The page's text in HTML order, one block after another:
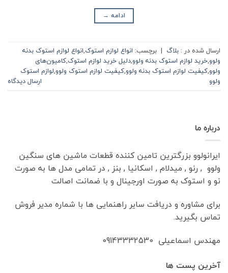
ادامه →
ارسال شده در : بلاگ | برچسب: انواع لوازم استوک,انواع لوازم استوک بدنه
ولوو,خرید لوازم استوک بدنه ولوو,دلیل خرید لوازم استوک,کامیون‌های
ولوو,کیفیت لوازم استوک بدنه ولوو,کیفیت لوازم استوک ولوو,لوازم استوک
ولوو
ارسال دیدگاه
درباره ما
ایرانولوو بزرگترین تامین کننده قطعات ماشین های سنگین
ولوو , رنو , میدلام , اسکانیا , بنز , در تمامی مدل ها به صورت
نو و استوک به صورت اورجینال و با ضمانت اصالت
برای مشاوره و دریافت سایر راهنمایی ها با شماره مدیر فروش
تماس بگیرید.
مهندس اسماعیلی 09143332530
آخرین پست ها